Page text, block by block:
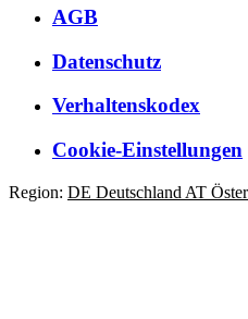
AGB
Datenschutz
Verhaltenskodex
Cookie-Einstellungen
Region: DE Deutschland AT